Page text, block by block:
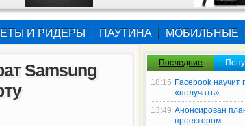
И РИДЕРЫ ПАУТИНА МОБИЛЬНЫЕ
Samsung
Последние
18:15 Facebook научит
«получать»
13:49 Анонсирован
проектором